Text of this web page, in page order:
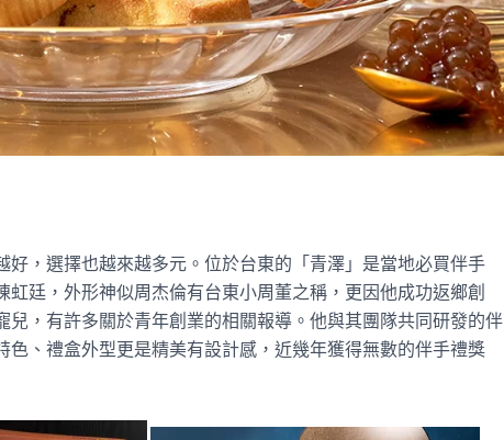
好，選擇也越來越多元。位於台東的「青澤」是當地必買伴手
虹廷，外形神似周杰倫有台東小周董之稱，更因他成功返鄉創
兒，有許多關於青年創業的相關報導。他與其團隊共同研發的伴
色、禮盒外型更是精美有設計感，近幾年獲得無數的伴手禮獎